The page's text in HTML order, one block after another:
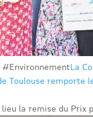
La
Toulouse remporte
la remise du Prix